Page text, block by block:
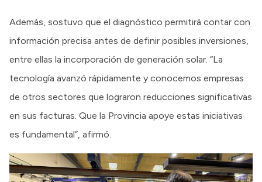
Además, sostuvo que el diagnóstico permitirá contar con
información precisa antes de definir posibles inversiones,
entre ellas la incorporación de generación solar. “La
tecnología avanzó rápidamente y conocemos empresas
de otros sectores que lograron reducciones significativas
en sus facturas. Que la Provincia apoye estas iniciativas
es fundamental”, afirmó.